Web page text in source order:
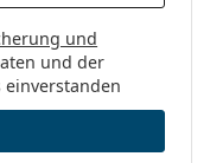
und
und der